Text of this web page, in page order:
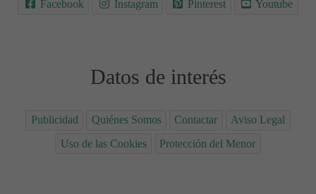
Facebook Instagram Pinterest Youtube
Datos de interés
Publicidad Quiénes Somos Contactar
Aviso Legal
Uso de las Cookies
Protección del Menor